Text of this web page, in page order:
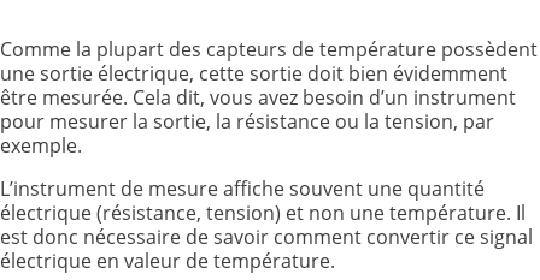
Comme la plupart des capteurs de température possèdent
une sortie électrique, cette sortie doit bien évidemment
être mesurée. Cela dit, vous avez besoin d’un instrument
pour mesurer la sortie, la résistance ou la tension, par
exemple.
L’instrument de mesure affiche souvent une quantité
électrique (résistance, tension) et non une température. Il
est donc nécessaire de savoir comment convertir ce signal
électrique en valeur de température.